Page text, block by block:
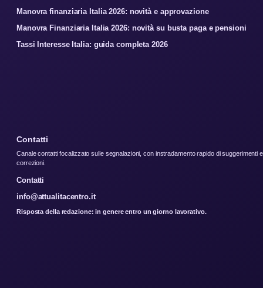
Manovra finanziaria Italia 2026: novità e approvazione
Manovra Finanziaria Italia 2026: novità su busta paga e pensioni
Tassi Interesse Italia: guida completa 2026
Contatti
Canale contatti focalizzato sulle segnalazioni, con instradamento rapido di suggerimenti e
correzioni.
Contatti
info@attualitacentro.it
Risposta della redazione: in genere entro un giorno lavorativo.